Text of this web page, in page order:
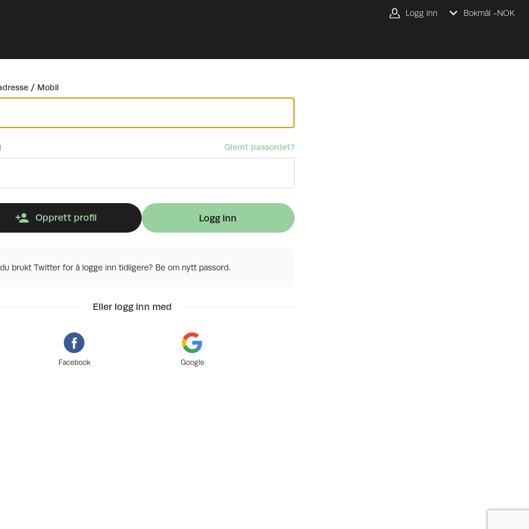
Logg inn Bokmål -NOK
/ Mobil
Glemt passordet?
Opprett profil Logg inn
brukt Twitter for å logge inn tidligere? Be om nytt passord.
Eller logg inn med
Facebook Google